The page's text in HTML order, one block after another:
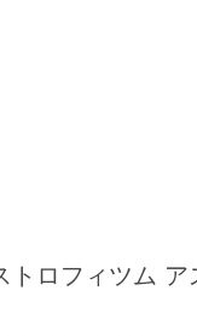
トロフィツム